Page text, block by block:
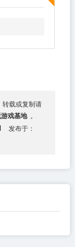
游戏介绍
转载或复制请
戏基地 。
发布于：